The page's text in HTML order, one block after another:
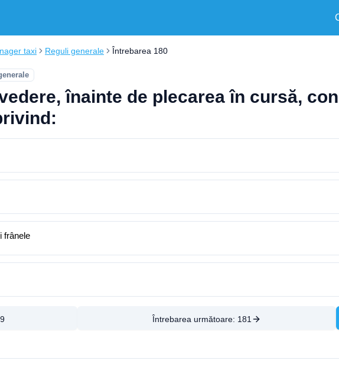
taxi Reguli generale Întrebarea 180
înainte de plecarea în cursă,
frânele
Întrebarea următoare: 181